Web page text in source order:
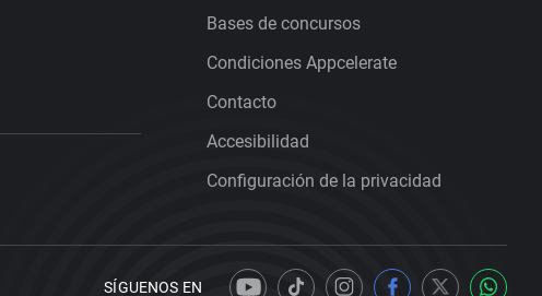
Bases de concursos
Condiciones Appcelerate
Contacto
Accesibilidad
Configuración de la privacidad
SÍGUENOS EN